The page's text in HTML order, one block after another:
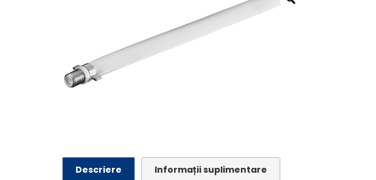
Descriere Informații suplimentare